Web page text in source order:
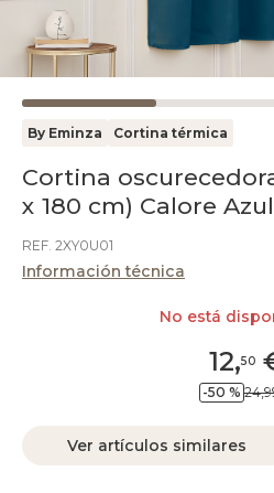
By Eminza Cortina térmica
Cortina
x 180 cm) Calore
REF. 2XY0U01
Información técnica
12,50
-50 %
Ver artículos similares